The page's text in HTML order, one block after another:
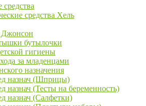
средства
средства Хель
Джонсон
бутылочки
гигиены
за младенцами
назначения
назнач (Шприцы)
назнач (Тесты на беременность)
назнач (Салфетки)